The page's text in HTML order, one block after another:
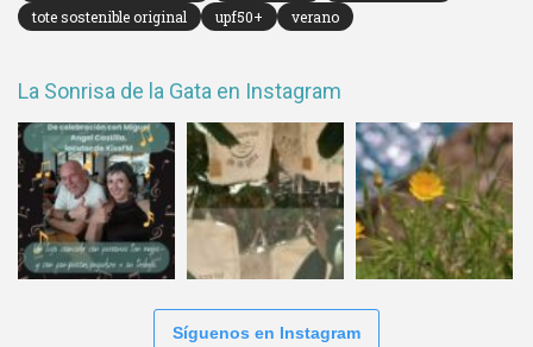
tote sostenible original
upf50+ verano
La Sonrisa de la Gata en Instagram
Síguenos en Instagram